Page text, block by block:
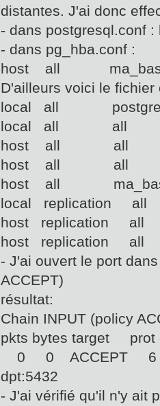
distantes. J'ai donc
- dans postgresql.conf
- dans pg_hba.conf :
host all
D'ailleurs voici le fichier
local all
local
host all all
host all all
host all
local
host replication
host replication
- J'ai ouvert le port
ACCEPT)
résultat:
Chain INPUT (policy
pkts bytes
0 0
dpt:5432
- J'ai vérifié qu'il n'y ait